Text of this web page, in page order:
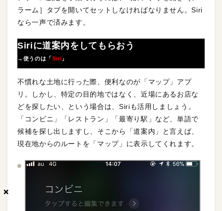
×
×
×
ラーム］タブを開いてセットしなければなりません。Siri
なら一声で済みます。
Siriに道案内をしてもらおう
→使うのは「Siri 」
不慣れな土地に行った際、便利なのが「マップ」アプ
リ。しかし、特定の目的地ではなく、近場にあるお店な
どを探したい、という場合は、Siriも活用しましょう。
「コンビニ」「レストラン」「最寄り駅」など、単語で
候補を探し出しますし、そこから「道案内」と言えば、
現在地からのルートを「マップ」に表示してくれます。